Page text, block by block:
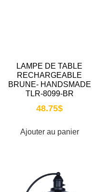
LAMPE DE TABLE
RECHARGEABLE
BRUNE- HANDSMADE
TLR-8099-BR
48.75$
Ajouter au panier